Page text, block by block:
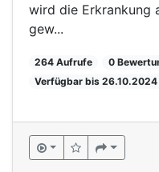
wird die Erkrankung
gew...
264 Aufrufe 0
Verfügbar bis